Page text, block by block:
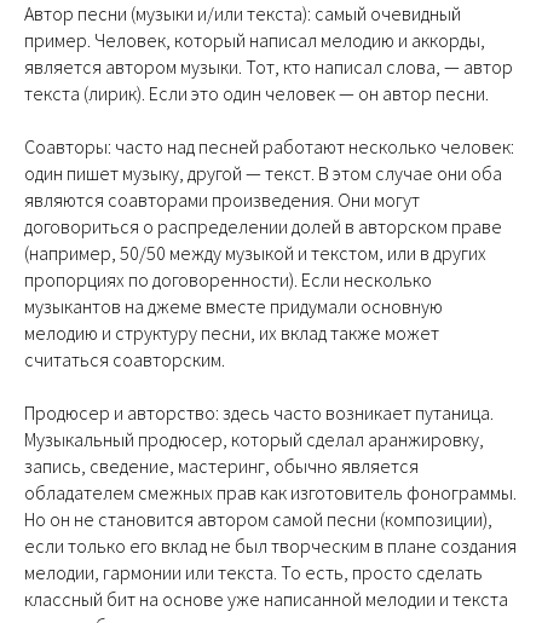
Автор песни (музыки и/или текста): самый очевидный
пример. Человек, который написал мелодию и аккорды,
является автором музыки. Тот, кто написал слова, — автор
текста (лирик). Если это один человек — он автор песни.
Соавторы: часто над песней работают несколько человек:
один пишет музыку, другой — текст. В этом случае они оба
являются соавторами произведения. Они могут
договориться о распределении долей в авторском праве
(например, 50/50 между музыкой и текстом, или в других
пропорциях по договоренности). Если несколько
музыкантов на джеме вместе придумали основную
мелодию и структуру песни, их вклад также может
считаться соавторским.
Продюсер и авторство: здесь часто возникает путаница.
Музыкальный продюсер, который сделал аранжировку,
запись, сведение, мастеринг, обычно является
обладателем смежных прав как изготовитель фонограммы.
Но он не становится автором самой песни (композиции),
если только его вклад не был творческим в плане создания
мелодии, гармонии или текста. То есть, просто сделать
классный бит на основе уже написанной мелодии и текста